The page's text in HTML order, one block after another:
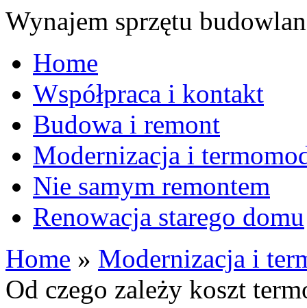
Wynajem sprzętu
Home
Współpraca i kontakt
Budowa i remont
Modernizacja i
Nie samym remontem
Renowacja starego domu
Home » Modernizacja i
Od czego zależy koszt